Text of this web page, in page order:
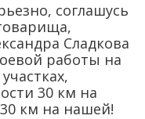
соглашусь
Сладкова
работы на
30 км на
км на нашей!